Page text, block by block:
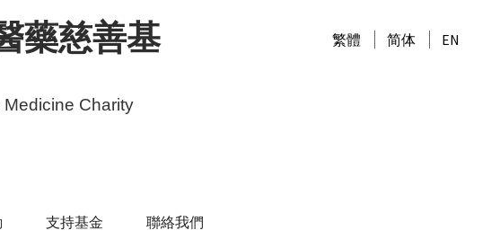
藥慈善基
Charity
繁體 简体 EN
支持基金 聯絡我們